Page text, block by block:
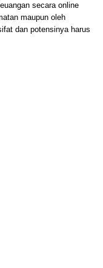
secara online
maupun oleh
dan potensinya harus